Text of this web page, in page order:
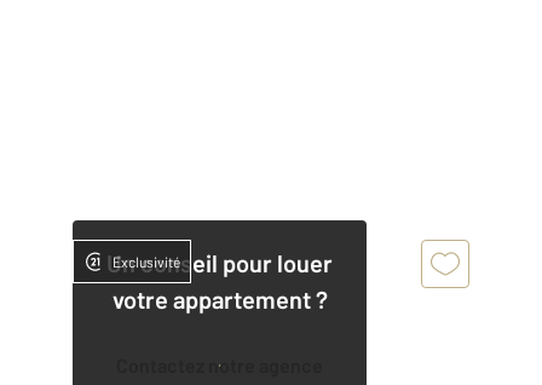
Un conseil pour louer
votre appartement ?
Contactez notre agence
Exclusivité